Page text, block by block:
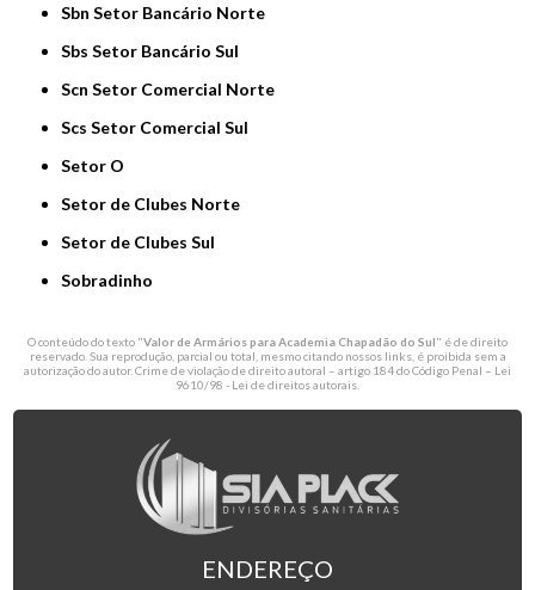
Sbn Setor Bancário Norte
Sbs Setor Bancário Sul
Scn Setor Comercial Norte
Scs Setor Comercial Sul
Setor O
Setor de Clubes Norte
Setor de Clubes Sul
Sobradinho
O conteúdo do texto "Valor de Armários para Academia Chapadão do Sul" é de direito
reservado. Sua reprodução, parcial ou total, mesmo citando nossos links, é proibida sem a
autorização do autor. Crime de violação de direito autoral – artigo 184 do Código Penal – Lei
9610/98 - Lei de direitos autorais
ENDEREÇO